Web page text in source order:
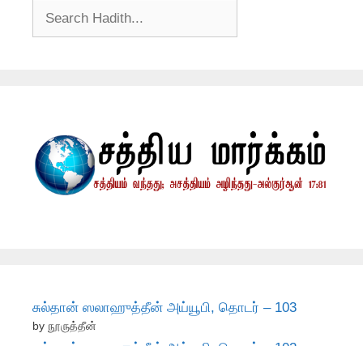
சுல்தான் ஸலாஹுத்தீன் அய்யூபி, தொடர் – 103
by நூருத்தீன்